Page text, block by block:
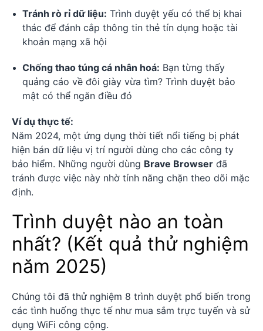
Tránh rò rỉ dữ liệu: Trình duyệt yếu có thể bị khai
thác để đánh cắp thông tin thẻ tín dụng hoặc tài
khoản mạng xã hội
Chống thao túng cá nhân hoá: Bạn từng thấy
quảng cáo về đôi giày vừa tìm? Trình duyệt bảo
mật có thể ngăn điều đó
Ví dụ thực tế:
Năm 2024, một ứng dụng thời tiết nổi tiếng bị phát
hiện bán dữ liệu vị trí người dùng cho các công ty
bảo hiểm. Những người dùng Brave Browser đã
tránh được việc này nhờ tính năng chặn theo dõi mặc
định.
Trình duyệt nào an toàn
nhất? (Kết quả thử nghiệm
năm 2025)
Chúng tôi đã thử nghiệm 8 trình duyệt phổ biến trong
các tình huống thực tế như mua sắm trực tuyến và sử
dụng WiFi công cộng.